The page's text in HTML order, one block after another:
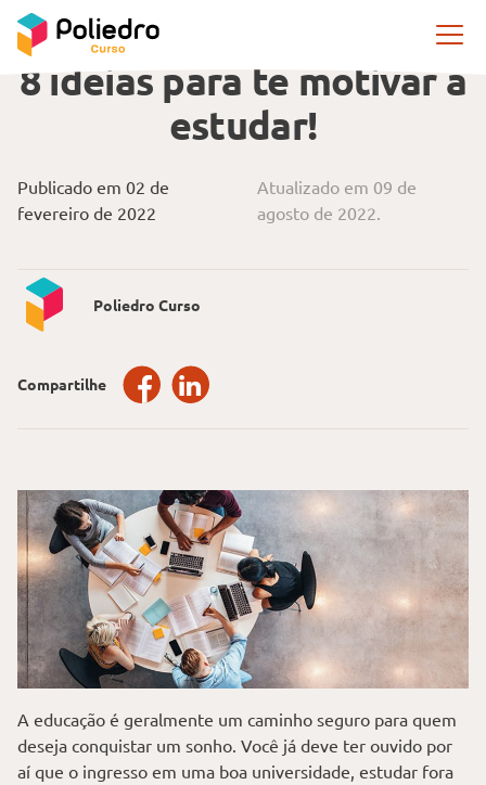
Pular navegação
8 ideias para te motivar a
estudar!
Publicado em 02 de
fevereiro de 2022
Atualizado em 09 de
agosto de 2022.
Poliedro Curso
Compartilhe
A educação é geralmente um caminho seguro para quem
deseja conquistar um sonho. Você já deve ter ouvido por
aí que o ingresso em uma boa universidade, estudar fora